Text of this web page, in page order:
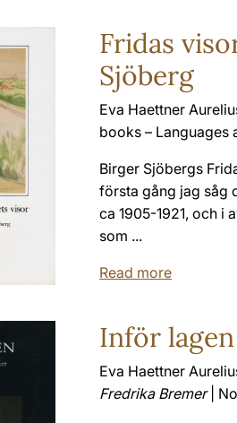
Fridas
Sjöberg
Eva Haettner
books – Languages
Birger Sjöbergs
första gång jag såg
ca 1905-1921, och i
som ...
Read more
Inför lagen
Eva Haettner
Fredrika Bremer|